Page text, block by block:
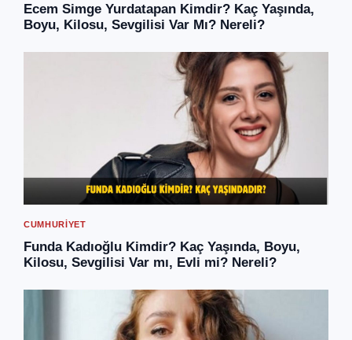
Ecem Simge Yurdatapan Kimdir? Kaç Yaşında,
Boyu, Kilosu, Sevgilisi Var Mı? Nereli?
CUMHURIYET
Funda Kadıoğlu Kimdir? Kaç Yaşında, Boyu,
Kilosu, Sevgilisi Var mı, Evli mi? Nereli?